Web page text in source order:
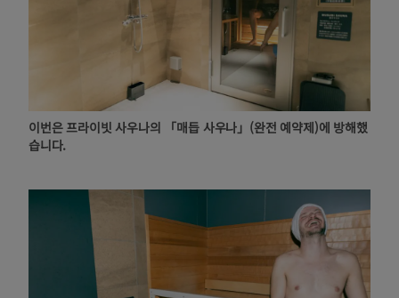
이번은 프라이빗 사우나의 「매듭 사우나」(완전 예약제)에 방해했
습니다.